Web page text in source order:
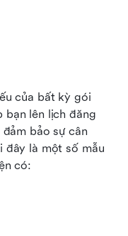
của bất kỳ gói
bạn lên lịch đăng
bảo sự cân
đây là một số mẫu
có: